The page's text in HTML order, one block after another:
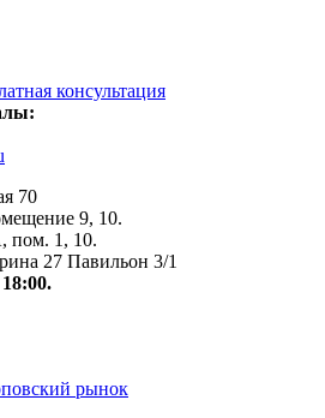
консультация
70
9, 10.
пом. 1, 10.
27 Павильон 3/1